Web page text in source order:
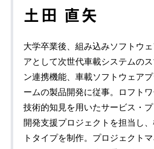
土田 直矢
大学卒業後、組み込みソフトウ
アとして次世代車載システムの
ン連携機能、車載ソフトウェア
ームの製品開発に従事。ロフトワ
技術的知見を用いたサービス・
開発支援プロジェクトを担当し
トタイプを制作。プロジェクト